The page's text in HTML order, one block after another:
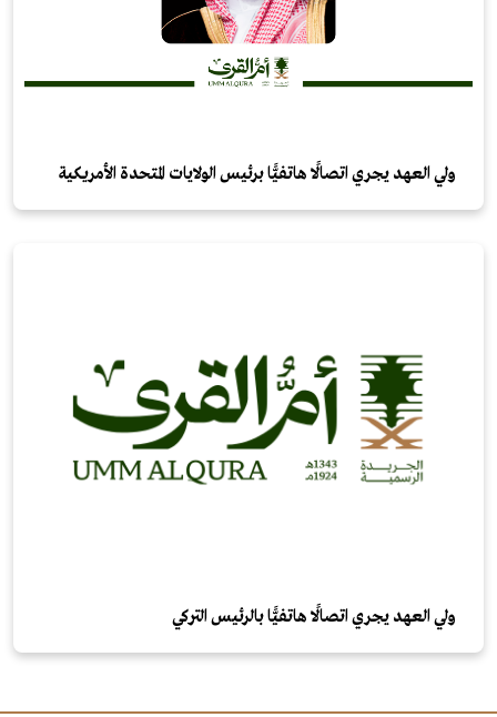
ولي العهد يجري اتصالًا هاتفيًّا برئيس الولايات المتحدة الأمريكية
ولي العهد يجري اتصالًا هاتفيًّا بالرئيس التركي